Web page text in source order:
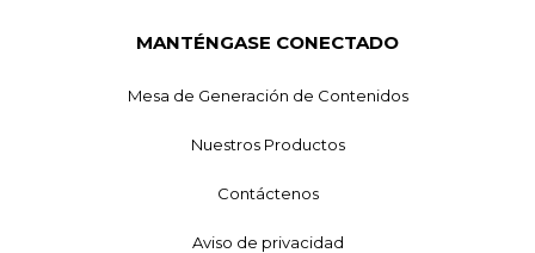
MANTÉNGASE CONECTADO
Mesa de Generación de Contenidos
Nuestros Productos
Contáctenos
Aviso de privacidad